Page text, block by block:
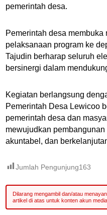
pemerintah desa.
Pemerintah desa
pelaksanaan program ke
Tajudin berharap seluruh
bersinergi dalam
Kegiatan berlangsung
Pemerintah Desa Lewicoo
pemerintah desa dan
mewujudkan
akuntabel, dan
Jumlah Pengunjung163